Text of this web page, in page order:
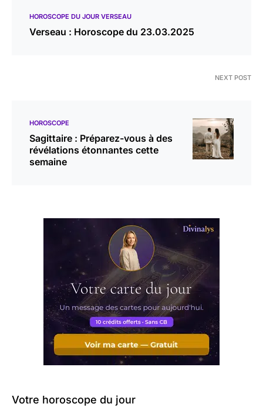
HOROSCOPE DU JOUR VERSEAU
Verseau : Horoscope du 23.03.2025
NEXT POST
HOROSCOPE
Sagittaire : Préparez-vous à des
révélations étonnantes cette
semaine
Votre horoscope du jour